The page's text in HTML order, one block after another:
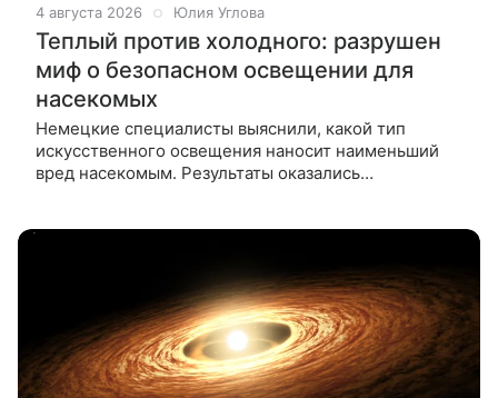
4 августа 2026 Юлия Углова
Теплый против холодного: разрушен
миф о безопасном освещении для
насекомых
Немецкие специалисты выяснили, какой тип
искусственного освещения наносит наименьший
вред насекомым. Результаты оказались